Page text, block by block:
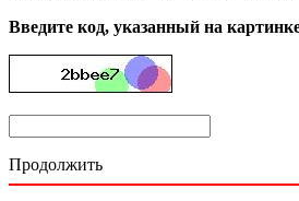
Введите код, указанный на
Продолжить